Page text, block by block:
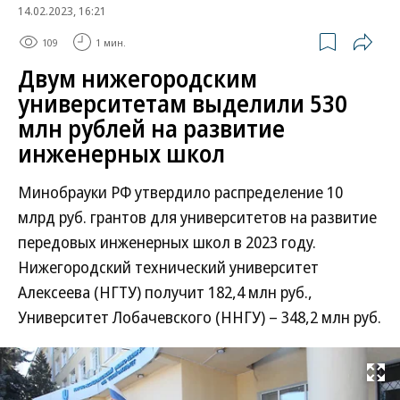
14.02.2023, 16:21
109 1 мин.
Двум нижегородским
университетам выделили 530
млн рублей на развитие
инженерных школ
Минобрауки РФ утвердило распределение 10
млрд руб. грантов для университетов на развитие
передовых инженерных школ в 2023 году.
Нижегородский технический университет
Алексеева (НГТУ) получит 182,4 млн руб.,
Университет Лобачевского (ННГУ) – 348,2 млн руб.
Развернуть